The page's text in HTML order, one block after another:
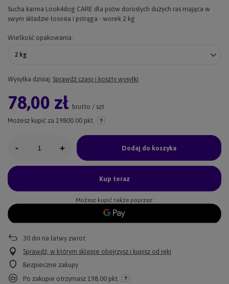
Sucha karma Look4dog CARE dla psów dorosłych dużych ras mająca w
swym składzie łososia i pstrąga - worek 2 kg
Wielkość opakowania
2 kg
Wysyłka dzisiaj Sprawdź czasy i koszty wysyłki
78,00 zł brutto / szt.
Możesz kupić za 19800.00 pkt.
- + Dodaj do koszyka
Kup teraz
Możesz kupić także poprzez:
30 dni na łatwy zwrot
Sprawdź, w którym sklepie obejrzysz i kupisz od ręki
Bezpieczne zakupy
Po zakupie otrzymasz 198.00 pkt.